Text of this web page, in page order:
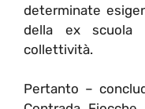
determinate
della ex
collettività.
Pertanto –